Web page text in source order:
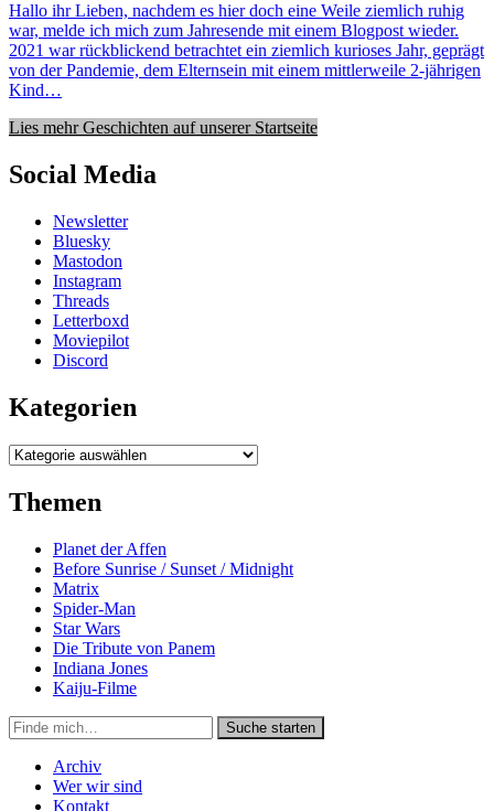
Hallo ihr Lieben, nachdem es hier doch eine Weile ziemlich ruhig
war, melde ich mich zum Jahresende mit einem Blogpost wieder.
2021 war rückblickend betrachtet ein ziemlich kurioses Jahr, geprägt
von der Pandemie, dem Elternsein mit einem mittlerweile 2-jährigen
Kind…
Lies mehr Geschichten auf unserer Startseite
Social Media
Newsletter
Bluesky
Mastodon
Instagram
Threads
Letterboxd
Moviepilot
Discord
Kategorien
Kategorien
Themen
Planet der Affen
Before Sunrise / Sunset / Midnight
Matrix
Spider-Man
Star Wars
Die Tribute von Panem
Indiana Jones
Kaiju-Filme
Suche
in
https://secondunit-
podcast.de/
Suche starten
Archiv
Wer wir sind
Kontakt